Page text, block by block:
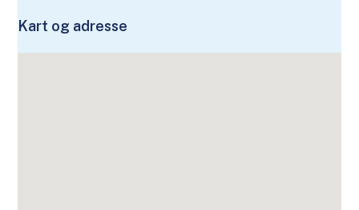
Kart og adresse